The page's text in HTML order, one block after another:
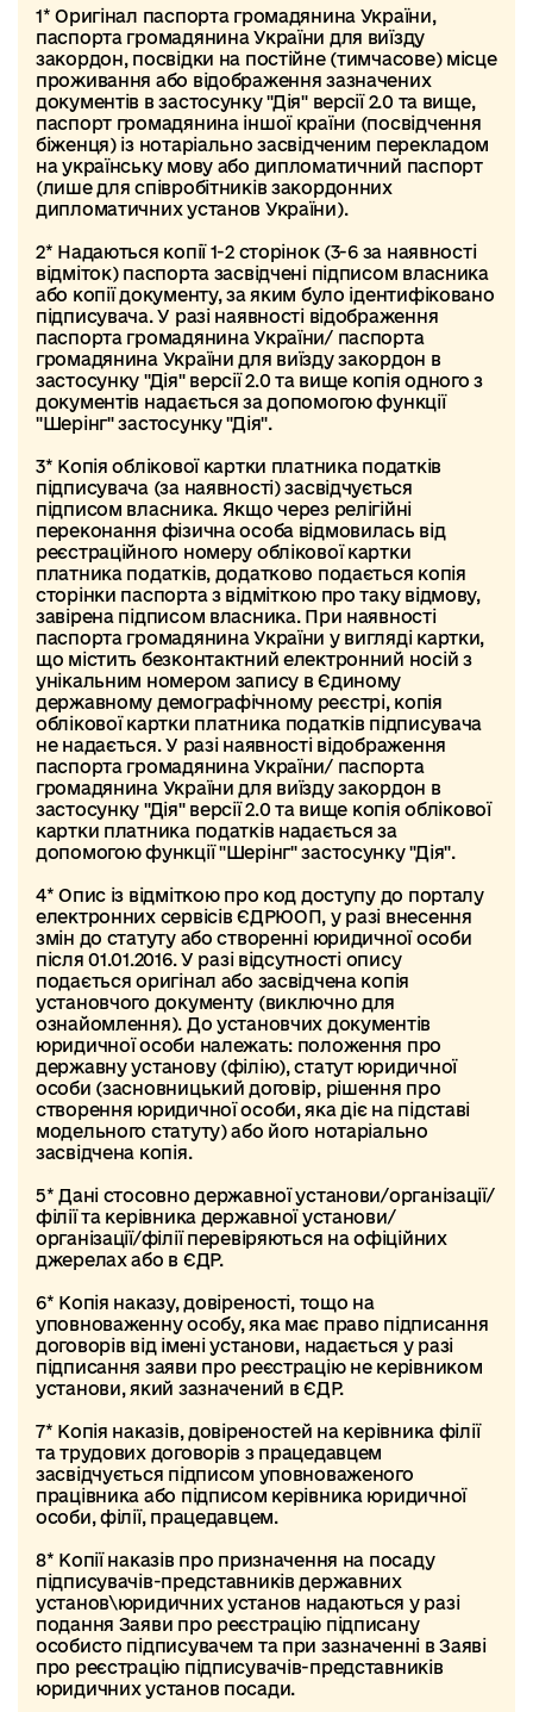
1* Оригінал паспорта громадянина України,
паспорта громадянина України для виїзду
закордон, посвідки на постійне (тимчасове) місце
проживання або відображення зазначених
документів в застосунку "Дія" версії 2.0 та вище,
паспорт громадянина іншої країни (посвідчення
біженця) із нотаріально засвідченим перекладом
на українську мову або дипломатичний паспорт
(лише для співробітників закордонних
дипломатичних установ України).
2* Надаються копії 1-2 сторінок (3-6 за наявності
відміток) паспорта засвідчені підписом власника
або копії документу, за яким було ідентифіковано
підписувача. У разі наявності відображення
паспорта громадянина України/ паспорта
громадянина України для виїзду закордон в
застосунку "Дія" версії 2.0 та вище копія одного з
документів надається за допомогою функції
"Шерінг" застосунку "Дія".
3* Копія облікової картки платника податків
підписувача (за наявності) засвідчується
підписом власника. Якщо через релігійні
переконання фізична особа відмовилась від
реєстраційного номеру облікової картки
платника податків, додатково подається копія
сторінки паспорта з відміткою про таку відмову,
завірена підписом власника. При наявності
паспорта громадянина України у вигляді картки,
що містить безконтактний електронний носій з
унікальним номером запису в Єдиному
державному демографічному реєстрі, копія
облікової картки платника податків підписувача
не надається. У разі наявності відображення
паспорта громадянина України/ паспорта
громадянина України для виїзду закордон в
застосунку "Дія" версії 2.0 та вище копія облікової
картки платника податків надається за
допомогою функції "Шерінг" застосунку "Дія".
4* Опис із відміткою про код доступу до порталу
електронних сервісів ЄДРЮОП, у разі внесення
змін до статуту або створенні юридичної особи
після 01.01.2016. У разі відсутності опису
подається оригінал або засвідчена копія
установчого документу (виключно для
ознайомлення). До установчих документів
юридичної особи належать: положення про
державну установу (філію), статут юридичної
особи (засновницький договір, рішення про
створення юридичної особи, яка діє на підставі
модельного статуту) або його нотаріально
засвідчена копія.
5* Дані стосовно державної установи/організації/
філії та керівника державної установи/
організації/філії перевіряються на офіційних
джерелах або в ЄДР.
6* Копія наказу, довіреності, тощо на
уповноваженну особу, яка має право підписання
договорів від імені установи, надається у разі
підписання заяви про реєстрацію не керівником
установи, який зазначений в ЄДР.
7* Копія наказів, довіреностей на керівника філії
та трудових договорів з працедавцем
засвідчується підписом уповноваженого
працівника або підписом керівника юридичної
особи, філії, працедавцем.
8* Копії наказів про призначення на посаду
підписувачів-представників державних
установ\юридичних установ надаються у разі
подання Заяви про реєстрацію підписану
особисто підписувачем та при зазначенні в Заяві
про реєстрацію підписувачів-представників
юридичних установ посади.